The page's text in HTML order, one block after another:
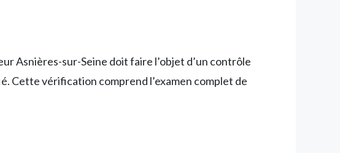
Asnières-sur-Seine doit faire l’objet d’un contrôle
Cette vérification comprend l’examen complet de